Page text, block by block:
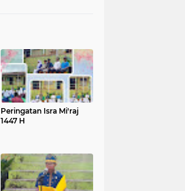
Peringatan Isra Mi'raj
1447 H